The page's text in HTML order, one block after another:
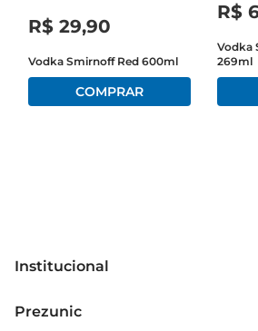
R$ 29,90
Vodka Smirnoff Red 600ml
R$
Vodka
269ml
Institucional
Grupo Cencosud
Prezunic